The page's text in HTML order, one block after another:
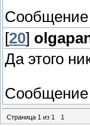
Сообщение
[20]
Да этого
Сообщение
Страница 1 из 1 1